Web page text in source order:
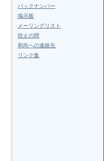
バックナンバー
掲示板
メーリングリスト
控えの間
和尚への連絡先
リンク集